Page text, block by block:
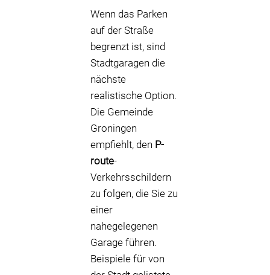
Wenn das Parken
auf der Straße
begrenzt ist, sind
Stadtgaragen die
nächste
realistische Option.
Die Gemeinde
Groningen
empfiehlt, den P-
route-
Verkehrsschildern
zu folgen, die Sie zu
einer
nahegelegenen
Garage führen.
Beispiele für von